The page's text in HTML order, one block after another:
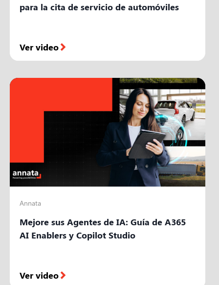
para la cita de servicio de automóviles
Ver video
Annata
Mejore sus Agentes de IA: Guía de A365
AI Enablers y Copilot Studio
Ver video